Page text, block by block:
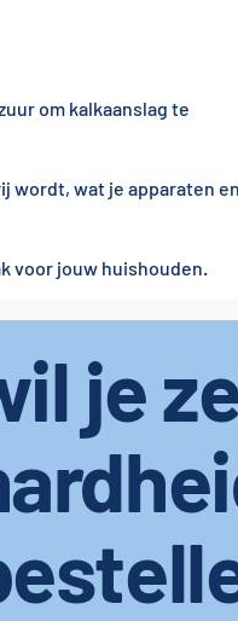
om kalkaanslag te
wordt, wat je apparaten en
voor jouw huishouden.
je